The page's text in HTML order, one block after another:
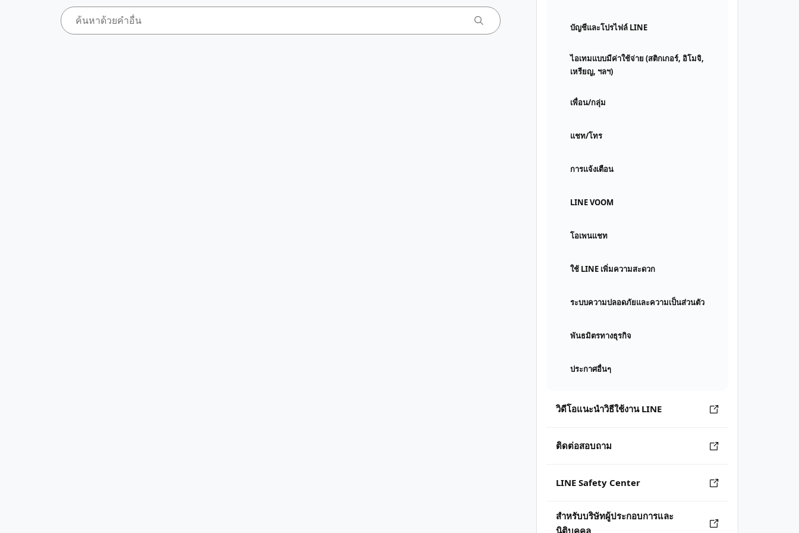
บัญชีและโปรไฟล์ LINE
ไอเทมแบบมีค่าใช้จ่าย (สติกเกอร์, อิโมจิ,
เหรียญ, ฯลฯ)
เพื่อน/กลุ่ม
แชท/โทร
การแจ้งเตือน
LINE VOOM
โอเพนแชท
ใช้ LINE เพิ่มความสะดวก
ระบบความปลอดภัยและความเป็นส่วนตัว
พันธมิตรทางธุรกิจ
ประกาศอื่นๆ
วิดีโอแนะนำวิธีใช้งาน LINE
ติดต่อสอบถาม
LINE Safety Center
สำหรับบริษัทผู้ประกอบการและ
นิติบุคคล